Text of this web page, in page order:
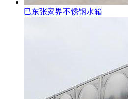
巴东张家界不锈钢水箱